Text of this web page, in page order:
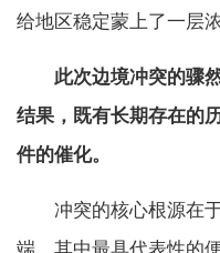
给地区稳定蒙上了一层
此次边境冲突的骤
结果，既有长期存在的
件的催化。
冲突的核心根源在于